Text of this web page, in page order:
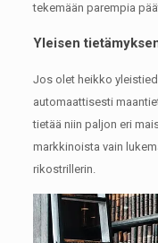
tekemään parempia
Yleisen
Jos olet heikko
automaattisesti
tietää niin paljon eri
markkinoista vain
rikostrillerin.